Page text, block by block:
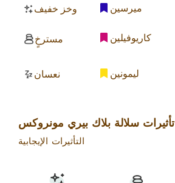
وخز خفيف ميرسين
مسترخٍ كاريوفيلين
نعسان ليمونين
تأثيرات سلالة بلاك بيري مونروكس
التأثيرات الإيجابية